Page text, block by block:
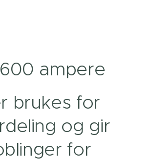
ampere
brukes for
og gir
for